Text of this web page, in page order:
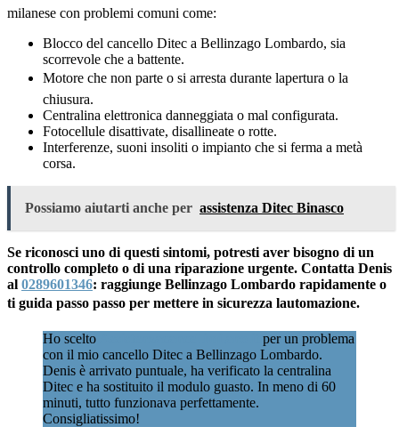
milanese con problemi comuni come:
Blocco del cancello Ditec a Bellinzago Lombardo, sia
scorrevole che a battente.
Motore che non parte o si arresta durante lapertura o la
chiusura.
Centralina elettronica danneggiata o mal configurata.
Fotocellule disattivate, disallineate o rotte.
Interferenze, suoni insoliti o impianto che si ferma a metà
corsa.
Possiamo aiutarti anche per assistenza Ditec Binasco
Se riconosci uno di questi sintomi, potresti aver bisogno di un
controllo completo o di una riparazione urgente. Contatta Denis
al 0289601346: raggiunge Bellinzago Lombardo rapidamente o
ti guida passo passo per mettere in sicurezza lautomazione.
Ho scelto
per un problema
con il mio cancello Ditec a Bellinzago Lombardo.
Denis è arrivato puntuale, ha verificato la centralina
Ditec e ha sostituito il modulo guasto. In meno di 60
minuti, tutto funzionava perfettamente.
Consigliatissimo!